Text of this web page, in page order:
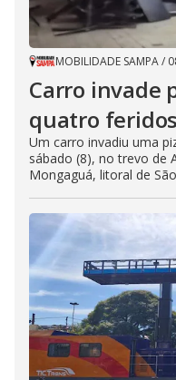
MOBILIDADE SAMPA/
Carro invade
quatro
Um carro invadiu uma
sábado (8), no trevo de
Mongaguá, litoral de